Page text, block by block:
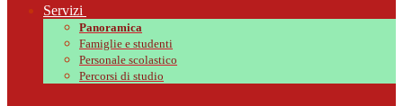
Servizi
Panoramica
Famiglie e studenti
Personale scolastico
Percorsi di studio